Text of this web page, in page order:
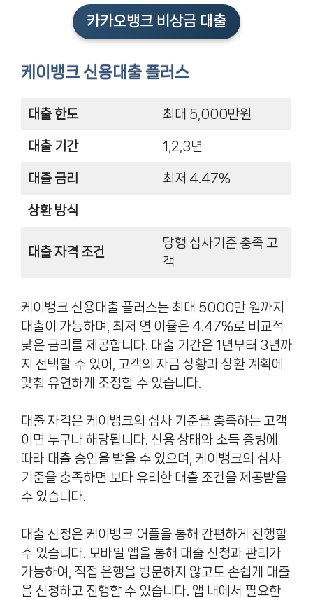
카카오뱅크 비상금 대출
케이뱅크 신용대출 플러스
대출 한도 최대 5,000만원
대출 기간 1,2,3년
대출 금리 최저 4.47%
상환 방식
대출 자격 조건
당행 심사기준 충족 고
객
케이뱅크 신용대출 플러스는 최대 5000만 원까지
대출이 가능하며, 최저 연 이율은 4.47%로 비교적
낮은 금리를 제공합니다. 대출 기간은 1년부터 3년까
지 선택할 수 있어, 고객의 자금 상황과 상환 계획에
맞춰 유연하게 조정할 수 있습니다.
대출 자격은 케이뱅크의 심사 기준을 충족하는 고객
이면 누구나 해당됩니다. 신용 상태와 소득 증빙에
따라 대출 승인을 받을 수 있으며, 케이뱅크의 심사
기준을 충족하면 보다 유리한 대출 조건을 제공받을
수 있습니다.
대출 신청은 케이뱅크 어플을 통해 간편하게 진행할
수 있습니다. 모바일 앱을 통해 대출 신청과 관리가
가능하여, 직접 은행을 방문하지 않고도 손쉽게 대출
을 신청하고 진행할 수 있습니다. 앱 내에서 필요한